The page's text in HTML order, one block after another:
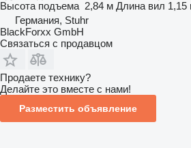
Высота подъема 2,84 м Длина вил 1,15
Германия, Stuhr
BlackForxx GmbH
Связаться с продавцом
Продаете технику?
Делайте это вместе с нами!
Разместить объявление